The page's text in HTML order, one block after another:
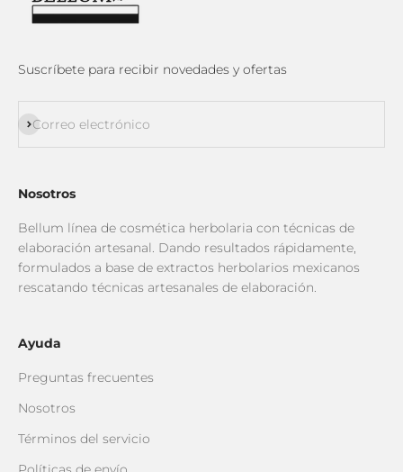
Suscríbete para recibir novedades y ofertas
Correo electrónico
Suscribirse
Nosotros
Bellum línea de cosmética herbolaria con técnicas de
elaboración artesanal. Dando resultados rápidamente,
formulados a base de extractos herbolarios mexicanos
rescatando técnicas artesanales de elaboración.
Ayuda
Preguntas frecuentes
Nosotros
Términos del servicio